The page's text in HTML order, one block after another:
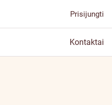
Prisijungti
Kontaktai